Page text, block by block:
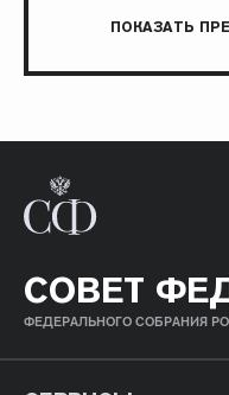
ПОКАЗАТЬ
СОВЕТ
ФЕДЕРАЛЬНОГО СОБРАНИЯ